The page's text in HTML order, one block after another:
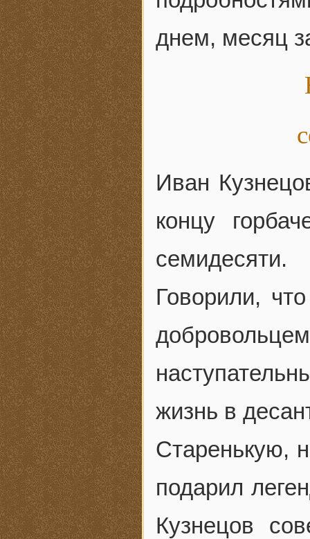
днем, месяц
Иван
концу
Говорили,
жизнь в
Старенькую,
подарил
Кузнецов